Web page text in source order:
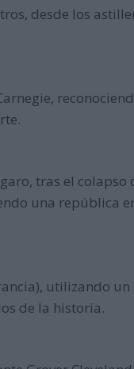
desde los
tras el
una república
utilizando un
de la historia.